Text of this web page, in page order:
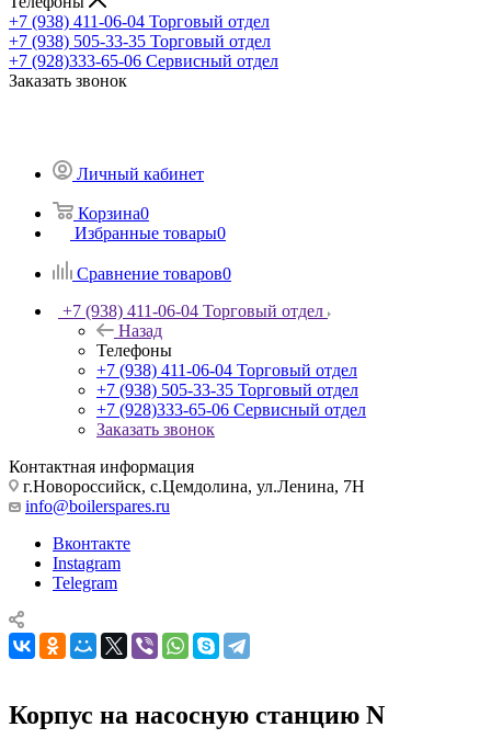
+7 (938) 411-06-04 Торговый отдел
+7 (938) 505-33-35 Торговый отдел
+7 (928)333-65-06 Сервисный отдел
Заказать звонок
Личный кабинет
Корзина0
Избранные товары0
Сравнение товаров0
+7 (938) 411-06-04 Торговый отдел
Назад
Телефоны
+7 (938) 411-06-04 Торговый отдел
+7 (938) 505-33-35 Торговый отдел
+7 (928)333-65-06 Сервисный отдел
Заказать звонок
Контактная информация
г.Новороссийск, с.Цемдолина, ул.Ленина, 7Н
info@boilerspares.ru
Вконтакте
Instagram
Telegram
Корпус на насосную станцию N